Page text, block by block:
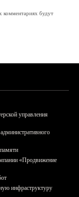
комментариях будут
управления
«Продвижение
инфраструктуру